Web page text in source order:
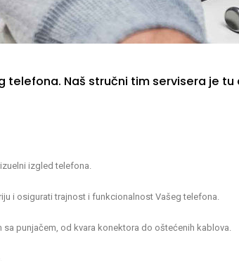
Naš stručni tim servisera je tu
izgled telefona.
i osigurati trajnost i funkcionalnost Vašeg telefona.
punjačem, od kvara konektora do oštećenih kablova.